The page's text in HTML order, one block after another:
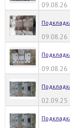
09.08.26
09.08.26
09.08.26
02.09.25